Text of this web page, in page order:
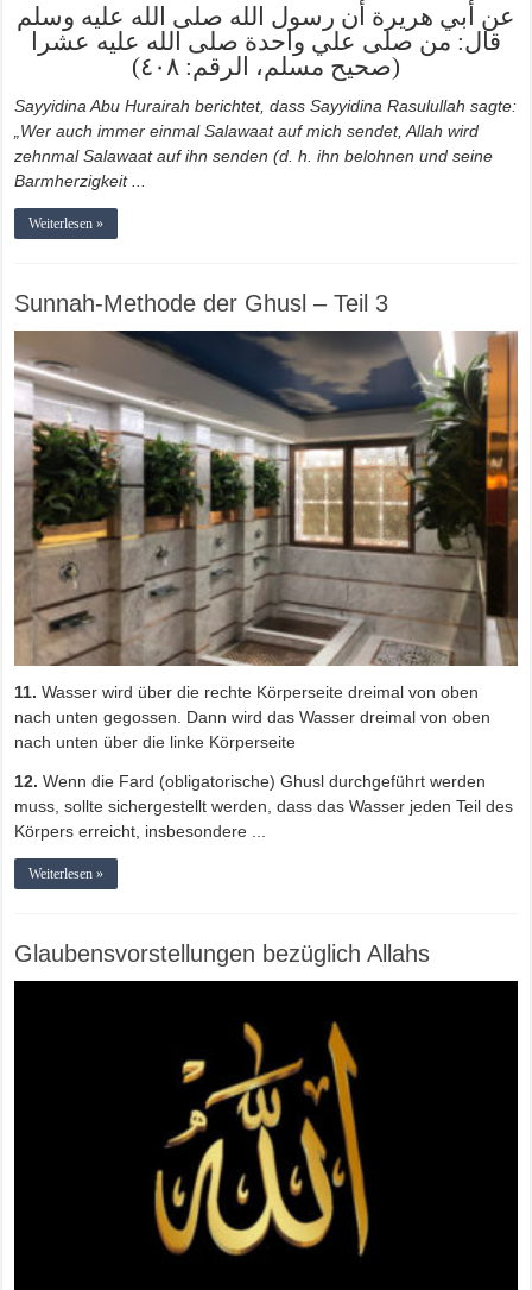
عن أبي هريرة أن رسول الله صلى الله عليه وسلم
قال: من صلى علي واحدة صلى الله عليه عشرا
(صحيح مسلم، الرقم: ٤٠٨)
Sayyidina Abu Hurairah berichtet, dass Sayyidina Rasulullah sagte:
„Wer auch immer einmal Salawaat auf mich sendet, Allah wird
zehnmal Salawaat auf ihn senden (d. h. ihn belohnen und seine
Barmherzigkeit ...
Weiterlesen »
Sunnah-Methode der Ghusl – Teil 3
11. Wasser wird über die rechte Körperseite dreimal von oben
nach unten gegossen. Dann wird das Wasser dreimal von oben
nach unten über die linke Körperseite
12. Wenn die Fard (obligatorische) Ghusl durchgeführt werden
muss, sollte sichergestellt werden, dass das Wasser jeden Teil des
Körpers erreicht, insbesondere ...
Weiterlesen »
Glaubensvorstellungen bezüglich Allahs